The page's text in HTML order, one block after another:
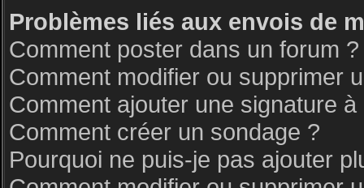
Problèmes liés aux envois de
Comment poster dans un forum ?
Comment modifier ou supprimer
Comment ajouter une signature
Comment créer un sondage ?
Pourquoi ne puis-je pas ajouter